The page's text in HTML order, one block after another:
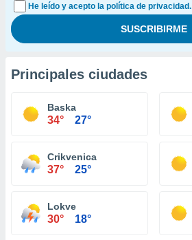
He leído y acepto la política de privacidad.
Principales ciudades
Baska
34° 27°
Crikvenica
37° 25°
Lokve
30° 18°